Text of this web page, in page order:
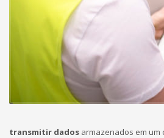
transmitir dados armazenados em um